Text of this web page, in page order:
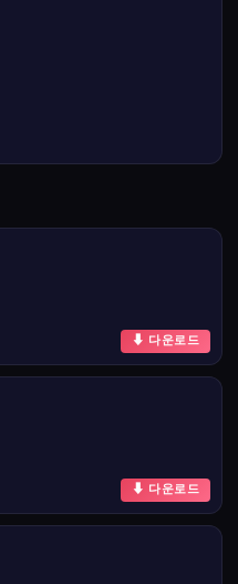
⬇ 다운로드
⬇ 다운로드